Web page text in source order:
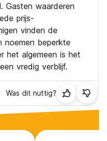
Gasten waarderen
prijs-
vinden de
noemen beperkte
het algemeen is het
vredig verblijf.
Was dit nuttig?